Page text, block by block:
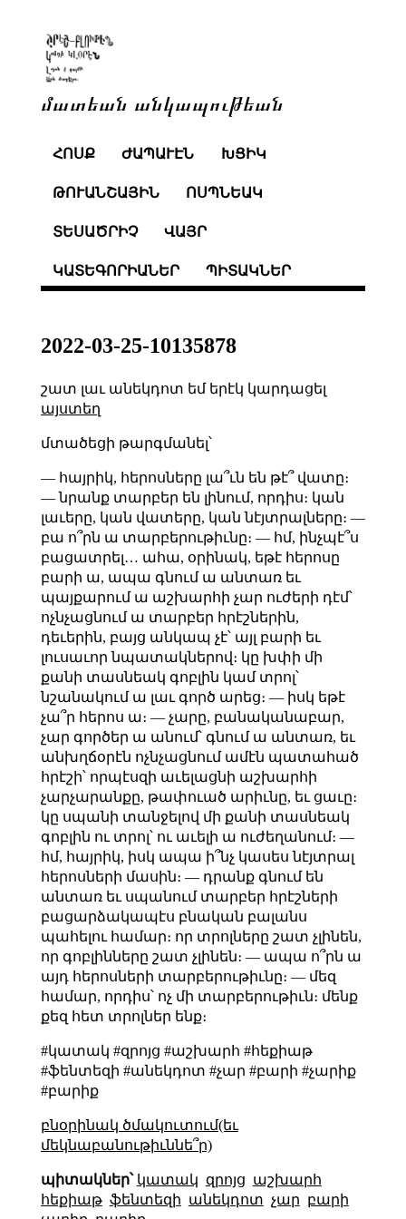
մատեան անկապութեան
ՀՈՍՔ ԺԱՊԱՒԷՆ ԽՑԻԿ
ԹՈՒԱՆՇԱՅԻՆ ՈՍՊՆԵԱԿ
ՏԵՍԱԾՐԻՉ ՎԱՅՐ
ԿԱՏԵԳՈՐԻԱՆԵՐ ՊԻՏԱԿՆԵՐ
2022-03-25-10135878
շատ լաւ անեկդոտ եմ երէկ կարդացել
այստեղ
մտածեցի թարգմանել՝
— հայրիկ, հերոսները լա՞ւն են թէ՞ վատը։
— նրանք տարբեր են լինում, որդիս։ կան
լաւերը, կան վատերը, կան նէյտրալները։ —
բա ո՞րն ա տարբերութիւնը։ — հմ, ինչպէ՞ս
բացատրել… ահա, օրինակ, եթէ հերոսը
բարի ա, ապա գնում ա անտառ եւ
պայքարում ա աշխարհի չար ուժերի դէմ՝
ոչնչացնում ա տարբեր հրէշներին,
դեւերին, բայց անկապ չէ՝ այլ բարի եւ
լուսաւոր նպատակներով։ կը խփի մի
քանի տասնեակ գոբլին կամ տրոլ՝
նշանակում ա լաւ գործ արեց։ — իսկ եթէ
չա՞ր հերոս ա։ — չարը, բանականաբար,
չար գործեր ա անում՝ գնում ա անտառ, եւ
անխղճօրէն ոչնչացնում ամէն պատահած
հրէշի՝ որպէսզի աւելացնի աշխարհի
չարչարանքը, թափուած արիւնը, եւ ցաւը։
կը սպանի տանջելով մի քանի տասնեակ
գոբլին ու տրոլ՝ ու աւելի ա ուժեղանում։ —
հմ, հայրիկ, իսկ ապա ի՞նչ կասես նէյտրալ
հերոսների մասին։ — դրանք գնում են
անտառ եւ սպանում տարբեր հրէշների
բացարձակապէս բնական բալանս
պահելու համար։ որ տրոլները շատ չլինեն,
որ գոբլինները շատ չլինեն։ — ապա ո՞րն ա
այդ հերոսների տարբերութիւնը։ — մեզ
համար, որդիս՝ ոչ մի տարբերութիւն։ մենք
քեզ հետ տրոլներ ենք։
#կատակ #զրոյց #աշխարհ #հեքիաթ
#ֆենտեզի #անեկդոտ #չար #բարի #չարիք
#բարիք
բնօրինակ ծմակուտում(եւ
մեկնաբանութիւննե՞ր)
պիտակներ՝ կատակ զրոյց աշխարհ
հեքիաթ ֆենտեզի անեկդոտ չար բարի